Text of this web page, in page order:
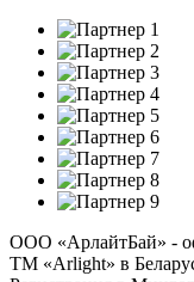
ООО «АрлайтБай» -
ТМ «Arlight» в